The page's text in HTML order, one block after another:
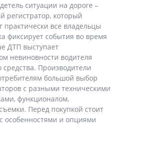
ситуации на дороге –
регистратор, который
практически все владельцы
фиксирует события во время
ДТП выступает
невиновности водителя
средства. Производители
большой выбор
с разными техническими
функционалом,
Перед покупкой стоит
особенностями и опциями